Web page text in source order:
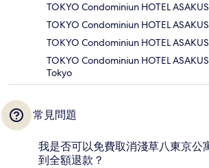
TOKYO Condominiun HOTEL
TOKYO Condominiun HOTEL
TOKYO Condominiun HOTEL
TOKYO Condominiun HOTEL
Tokyo
常見問題
我是否可以免費取消淺草八東京公
到全額退款？